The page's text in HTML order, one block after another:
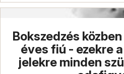
Bokszedzés
éves fiú - ezekre
jelekre minden